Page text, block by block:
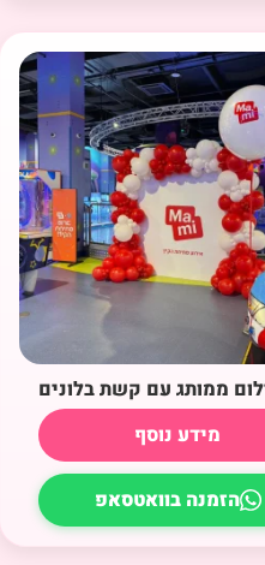
ממותג עם קשת בלונים
מידע נוסף
הזמנה בוואטסאפ